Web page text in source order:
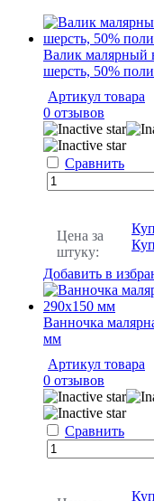
Валик малярный
шерсть, 50%
Артикул товара
0 отзывов
Сравнить
Цена за
штуку:
Добавить в
Ванночка
мм
Артикул товара
0 отзывов
Сравнить